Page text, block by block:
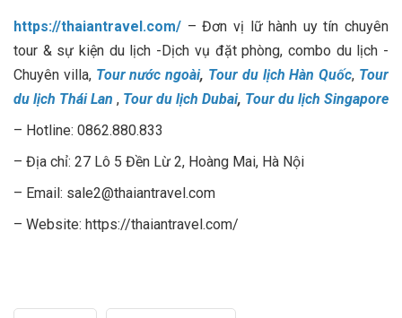
https://thaiantravel.com/ – Đơn vị lữ hành uy tín chuyên
tour & sự kiện du lịch -Dịch vụ đặt phòng, combo du lịch -
Chuyên villa, Tour nước ngoài, Tour du lịch Hàn Quốc, Tour
du lịch Thái Lan , Tour du lịch Dubai, Tour du lịch Singapore
– Hotline: 0862.880.833
– Địa chỉ: 27 Lô 5 Đền Lừ 2, Hoàng Mai, Hà Nội
– Email: sale2@thaiantravel.com
– Website: https://thaiantravel.com/